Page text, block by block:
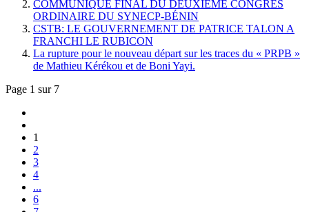
COMMUNIQUÉ FINAL DU DEUXIÈME CONGRÈS
ORDINAIRE DU SYNECP-BÉNIN
CSTB: LE GOUVERNEMENT DE PATRICE TALON A
FRANCHI LE RUBICON
La rupture pour le nouveau départ sur les traces du « PRPB »
de Mathieu Kérékou et de Boni Yayi.
Page 1 sur 7
1
2
3
4
...
6